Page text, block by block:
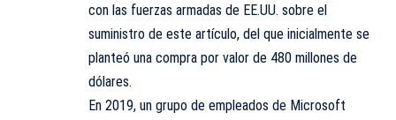
con las fuerzas armadas de EE.UU. sobre el
suministro de este artículo, del que inicialmente se
planteó una compra por valor de 480 millones de
dólares.
En 2019, un grupo de empleados de Microsoft